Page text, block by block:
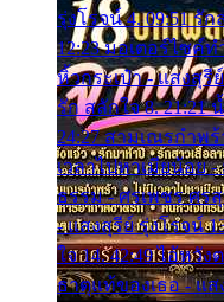
รุ่งโรจน์ 4. 09:51 รั
12:23 มอเตอร์ไซค์
หิ้วกระเป๋า - แสงสุรี
รัก สลักใจ 8. 21:21
24:27 สามเณรกำพร้
เวลาไปหาเมียน้อย -
ธรรม - ศรเพชร ศร
- แสงสุรีย์ รุ่งโรจน์
ใจ 14. 42:49 ไอ้หวั
ธาตุแท้ของเธอ - แส